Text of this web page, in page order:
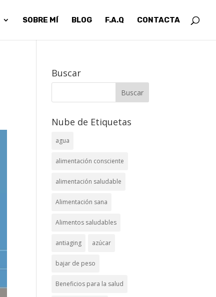
SOBRE MÍ BLOG F.A.Q CONTACTA
Buscar
Nube de Etiquetas
agua
alimentación consciente
alimentación saludable
Alimentación sana
Alimentos saludables
antiaging azúcar
bajar de peso
Beneficios para la salud